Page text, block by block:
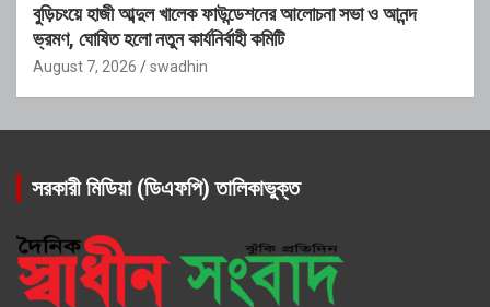
বুড়িচংয়ে হাজী আব্দুল খালেক ফাউন্ডেশনের আলোচনা সভা ও আনন্দ
ভ্রমণ, ঘোষিত হলো নতুন কার্যনির্বাহী কমিটি
August 7, 2026 swadhin
সরকারী মিডিয়া (ডিএফপি) তালিকাভুক্ত